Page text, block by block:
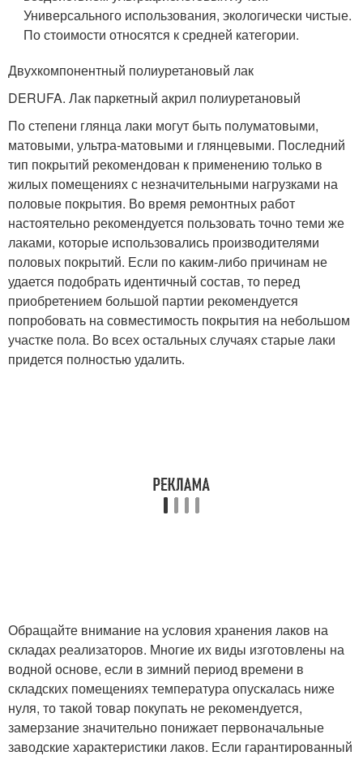
Универсального использования, экологически чистые.
По стоимости относятся к средней категории.
Двухкомпонентный полиуретановый лак
DERUFA. Лак паркетный акрил полиуретановый
По степени глянца лаки могут быть полуматовыми,
матовыми, ультра-матовыми и глянцевыми. Последний
тип покрытий рекомендован к применению только в
жилых помещениях с незначительными нагрузками на
половые покрытия. Во время ремонтных работ
настоятельно рекомендуется пользовать точно теми же
лаками, которые использовались производителями
половых покрытий. Если по каким-либо причинам не
удается подобрать идентичный состав, то перед
приобретением большой партии рекомендуется
попробовать на совместимость покрытия на небольшом
участке пола. Во всех остальных случаях старые лаки
придется полностью удалить.
Обращайте внимание на условия хранения лаков на
складах реализаторов. Многие их виды изготовлены на
водной основе, если в зимний период времени в
складских помещениях температура опускалась ниже
нуля, то такой товар покупать не рекомендуется,
замерзание значительно понижает первоначальные
заводские характеристики лаков. Если гарантированный